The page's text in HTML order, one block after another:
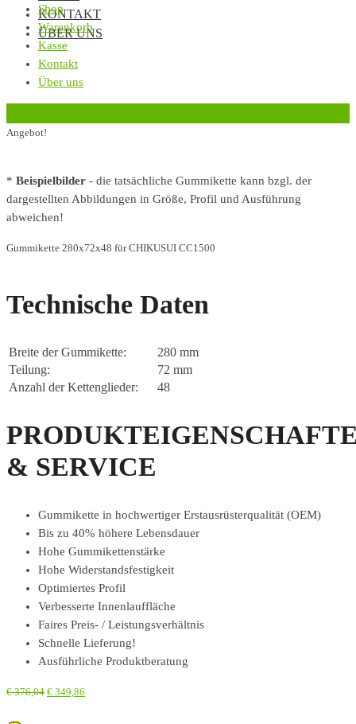
KONTAKT
ÜBER UNS
Shop
Warenkorb
Kasse
Kontakt
Über uns
Angebot!
* Beispielbilder - die tatsächliche Gummikette kann bzgl. der
dargestellten Abbildungen in Größe, Profil und Ausführung
abweichen!
Gummikette 280x72x48 für CHIKUSUI CC1500
Technische Daten
Breite der Gummikette:
280 mm
Teilung:
72 mm
Anzahl der Kettenglieder:
48
& SERVICE
Gummikette in hochwertiger Erstausrüsterqualität (OEM)
Bis zu 40% höhere Lebensdauer
Hohe Gummikettenstärke
Hohe Widerstandsfestigkeit
Optimiertes Profil
Verbesserte Innenlauffläche
Faires Preis- / Leistungsverhältnis
Schnelle Lieferung!
Ausführliche Produktberatung
€376,04 € 349,86